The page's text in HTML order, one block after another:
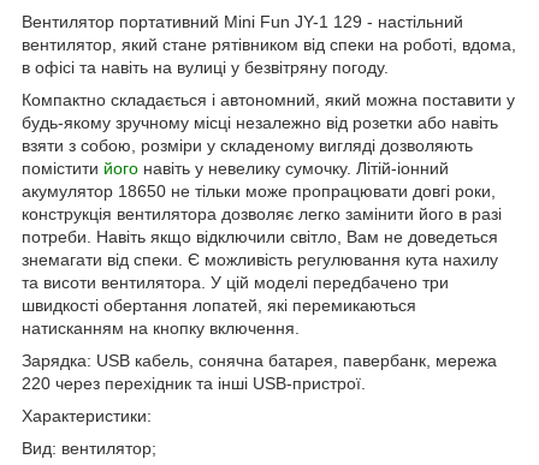
Вентилятор портативний Mini Fun JY-1 129 - настільний
вентилятор, який стане рятівником від спеки на роботі, вдома,
в офісі та навіть на вулиці у безвітряну погоду.
Компактно складається і автономний, який можна поставити у
будь-якому зручному місці незалежно від розетки або навіть
взяти з собою, розміри у складеному вигляді дозволяють
помістити його навіть у невелику сумочку. Літій-іонний
акумулятор 18650 не тільки може пропрацювати довгі роки,
конструкція вентилятора дозволяє легко замінити його в разі
потреби. Навіть якщо відключили світло, Вам не доведеться
знемагати від спеки. Є можливість регулювання кута нахилу
та висоти вентилятора. У цій моделі передбачено три
швидкості обертання лопатей, які перемикаються
натисканням на кнопку включення.
Зарядка: USB кабель, сонячна батарея, павербанк, мережа
220 через перехідник та інші USB-пристрої.
Характеристики:
Вид: вентилятор;